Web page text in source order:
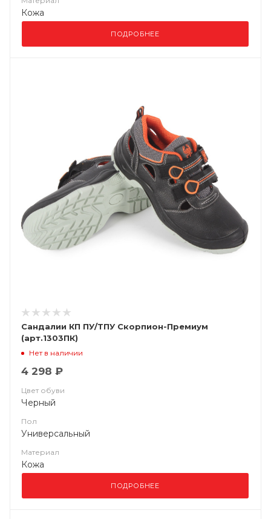
Кожа
ПОДРОБНЕЕ
Сандалии КП ПУ/ТПУ Скорпион-Премиум
(арт.1303ПК)
Нет в наличии
4 298 ₽
Цвет обуви
Черный
Пол
Универсальный
Материал
Кожа
ПОДРОБНЕЕ